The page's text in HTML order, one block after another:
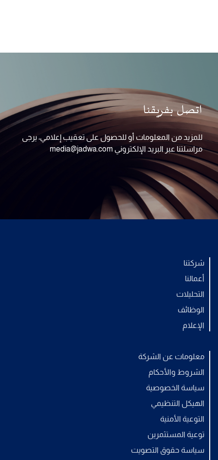
اتصل بفريقنا
للمزيد من المعلومات أو للحصول على تعقيب إعلامي، يرجى
مراسلتنا عبر البريد الإلكتروني media@jadwa.com
شركتنا
أعمالنا
التحليلات
الوظائف
الإعلام
معلومات عن الشركة
الشروط والأحكام
سياسة الخصوصية
الهيكل التنظيمي
التوعية الأمنية
توعية المستثمرين
سياسة حقوق التصويت